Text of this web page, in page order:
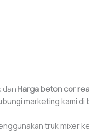
danHarga beton cor
marketing kami di
truk mixer